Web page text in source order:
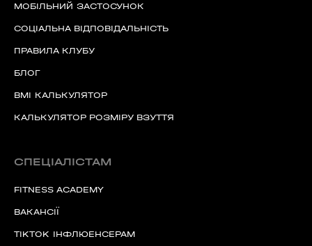
МОБІЛЬНИЙ ЗАСТОСУНОК
СОЦІАЛЬНА ВІДПОВІДАЛЬНІСТЬ
ПРАВИЛА КЛУБУ
БЛОГ
BMI КАЛЬКУЛЯТОР
КАЛЬКУЛЯТОР РОЗМІРУ ВЗУТТЯ
СПЕЦІАЛІСТАМ
FITNESS ACADEMY
ВАКАНСІЇ
TIKTOK ІНФЛЮЕНСЕРАМ